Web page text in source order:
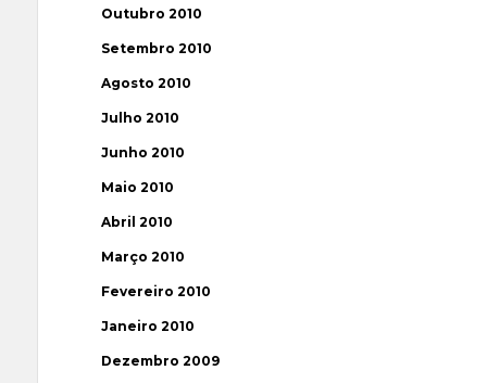
Outubro 2010
Setembro 2010
Agosto 2010
Julho 2010
Junho 2010
Maio 2010
Abril 2010
Março 2010
Fevereiro 2010
Janeiro 2010
Dezembro 2009